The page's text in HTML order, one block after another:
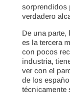
sorprendidos
verdadero
De una parte,
es la tercera
con pocos
industria,
ver con el
de los
técnicamente